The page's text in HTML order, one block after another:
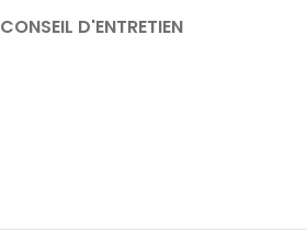
CONSEIL D'ENTRETIEN